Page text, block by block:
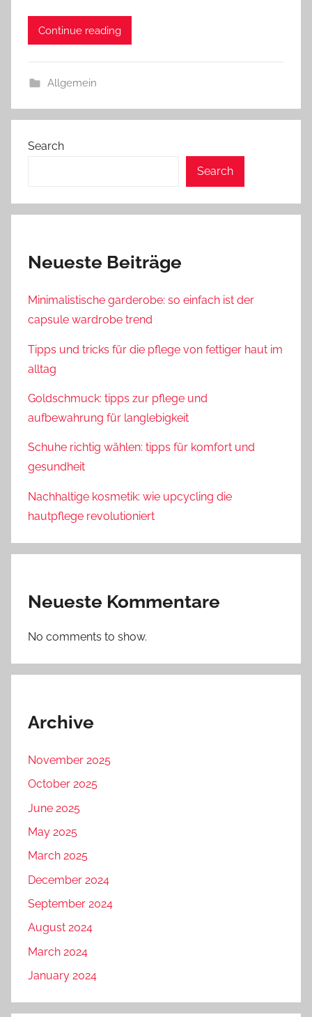
Continue reading
Allgemein
Search
Search
Neueste Beiträge
Minimalistische garderobe: so einfach ist der
capsule wardrobe trend
Tipps und tricks für die pflege von fettiger haut im
alltag
Goldschmuck: tipps zur pflege und
aufbewahrung für langlebigkeit
Schuhe richtig wählen: tipps für komfort und
gesundheit
Nachhaltige kosmetik: wie upcycling die
hautpflege revolutioniert
Neueste Kommentare
No comments to show.
Archive
November 2025
October 2025
June 2025
May 2025
March 2025
December 2024
September 2024
August 2024
March 2024
January 2024